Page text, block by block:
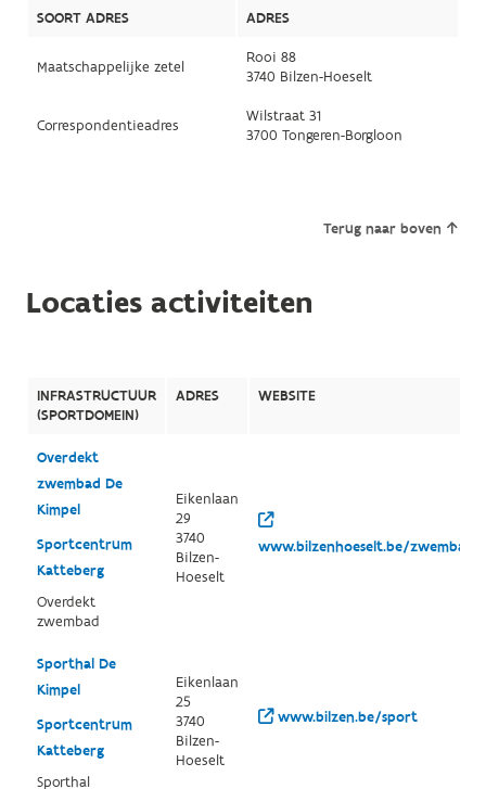
SOORT ADRES ADRES
Maatschappelijke zetel
Rooi 88
3740 Bilzen-Hoeselt
Correspondentieadres
Wilstraat 31
3700 Tongeren-Borgloon
Terug naar boven
Locaties activiteiten
INFRASTRUCTUUR
(SPORTDOMEIN)
ADRES WEBSITE
Overdekt
zwembad De
Kimpel
Sportcentrum
Katteberg
Overdekt
zwembad
Eikenlaan
29
3740
Bilzen-
Hoeselt
www.bilzenhoeselt.be/zwembad
Sporthal De
Kimpel
Sportcentrum
Katteberg
Sporthal
Eikenlaan
25
3740
Bilzen-
Hoeselt
www.bilzen.be/sport